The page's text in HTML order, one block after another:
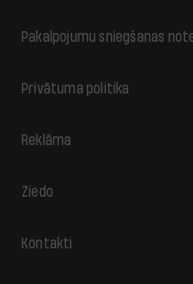
Pakalpojumu sniegšanas
Privātuma politika
Reklāma
Ziedo
Kontakti